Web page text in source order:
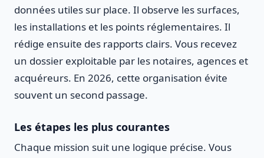
données utiles sur place. Il observe les surfaces,
les installations et les points réglementaires. Il
rédige ensuite des rapports clairs. Vous recevez
un dossier exploitable par les notaires, agences et
acquéreurs. En 2026, cette organisation évite
souvent un second passage.
Les étapes les plus courantes
Chaque mission suit une logique précise. Vous